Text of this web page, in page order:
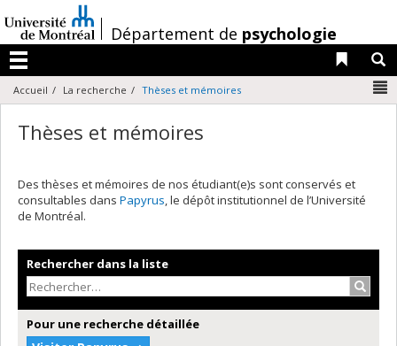
au
contenu
/Département de psychologie
Menu
Liens
Accueil La recherche Thèses et mémoires
Thèses et mémoires
Des thèses et mémoires de nos étudiant(e)s sont conservés et
consultables dans Papyrus, le dépôt institutionnel de l’Université
de Montréal.
Rechercher dans la liste
Pour une recherche détaillée